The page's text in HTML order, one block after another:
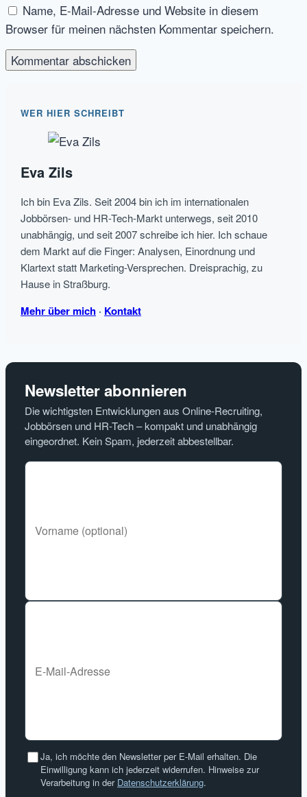
Name, E-Mail-Adresse und Website in diesem
Browser für meinen nächsten Kommentar speichern.
WER HIER SCHREIBT
Eva Zils
Ich bin Eva Zils. Seit 2004 bin ich im internationalen
Jobbörsen- und HR-Tech-Markt unterwegs, seit 2010
unabhängig, und seit 2007 schreibe ich hier. Ich schaue
dem Markt auf die Finger: Analysen, Einordnung und
Klartext statt Marketing-Versprechen. Dreisprachig, zu
Hause in Straßburg.
Mehr über mich · Kontakt
Newsletter abonnieren
Die wichtigsten Entwicklungen aus Online-Recruiting,
Jobbörsen und HR-Tech – kompakt und unabhängig
eingeordnet. Kein Spam, jederzeit abbestellbar.
Ja, ich möchte den Newsletter per E-Mail erhalten. Die
Einwilligung kann ich jederzeit widerrufen. Hinweise zur
Verarbeitung in der Datenschutzerklärung.